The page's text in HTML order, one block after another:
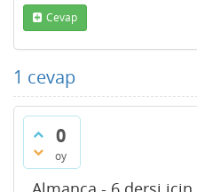
Cevap
1 cevap
0
oy